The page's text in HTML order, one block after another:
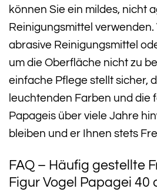
können Sie ein mildes, nicht
Reinigungsmittel verwenden.
abrasive Reinigungsmittel
um die Oberfläche nicht zu
einfache Pflege stellt sicher,
leuchtenden Farben und die
Papageis über viele Jahre
bleiben und er Ihnen stets
FAQ – Häufig gestellte
Figur Vogel Papagei 40